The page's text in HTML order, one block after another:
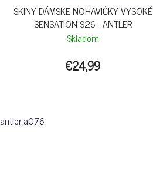
SKINY DÁMSKE NOHAVIČKY VYSOKÉ
SENSATION S26 - ANTLER
Skladom
€24,99
antler-a076